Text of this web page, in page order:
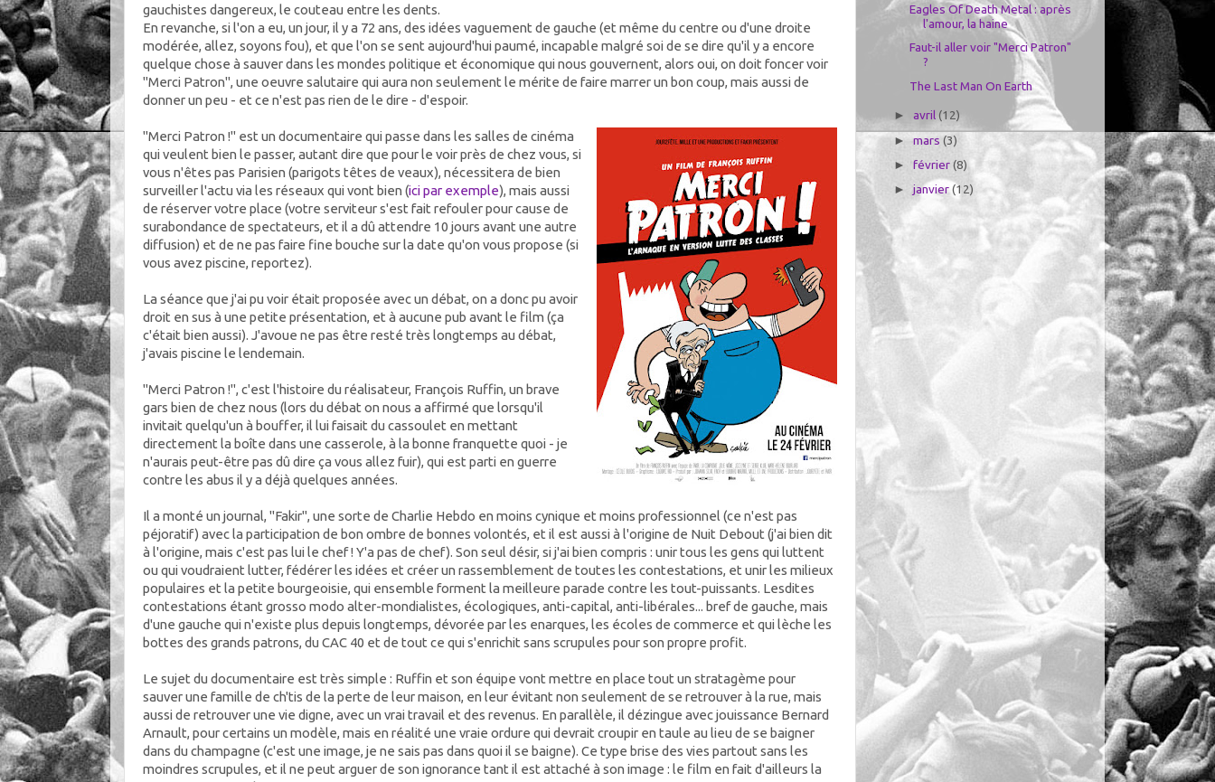
gauchistes dangereux, le couteau entre les dents.
En revanche, si l'on a eu, un jour, il y a 72 ans, des idées vaguement de gauche (et même du centre ou d'une droite
modérée, allez, soyons fou), et que l'on se sent aujourd'hui paumé, incapable malgré soi de se dire qu'il y a encore
quelque chose à sauver dans les mondes politique et économique qui nous gouvernent, alors oui, on doit foncer voir
"Merci Patron", une oeuvre salutaire qui aura non seulement le mérite de faire marrer un bon coup, mais aussi de
donner un peu - et ce n'est pas rien de le dire - d'espoir.
"Merci Patron !" est un documentaire qui passe dans les salles de cinéma
qui veulent bien le passer, autant dire que pour le voir près de chez vous, si
vous n'êtes pas Parisien (parigots têtes de veaux), nécessitera de bien
surveiller l'actu via les réseaux qui vont bien (ici par exemple), mais aussi
de réserver votre place (votre serviteur s'est fait refouler pour cause de
surabondance de spectateurs, et il a dû attendre 10 jours avant une autre
diffusion) et de ne pas faire fine bouche sur la date qu'on vous propose (si
vous avez piscine, reportez).
La séance que j'ai pu voir était proposée avec un débat, on a donc pu avoir
droit en sus à une petite présentation, et à aucune pub avant le film (ça
c'était bien aussi). J'avoue ne pas être resté très longtemps au débat,
j'avais piscine le lendemain.
"Merci Patron !", c'est l'histoire du réalisateur, François Ruffin, un brave
gars bien de chez nous (lors du débat on nous a affirmé que lorsqu'il
invitait quelqu'un à bouffer, il lui faisait du cassoulet en mettant
directement la boîte dans une casserole, à la bonne franquette quoi - je
n'aurais peut-être pas dû dire ça vous allez fuir), qui est parti en guerre
contre les abus il y a déjà quelques années.
Il a monté un journal, "Fakir", une sorte de Charlie Hebdo en moins cynique et moins professionnel (ce n'est pas
péjoratif) avec la participation de bon ombre de bonnes volontés, et il est aussi à l'origine de Nuit Debout (j'ai bien dit
à l'origine, mais c'est pas lui le chef ! Y'a pas de chef). Son seul désir, si j'ai bien compris : unir tous les gens qui luttent
ou qui voudraient lutter, fédérer les idées et créer un rassemblement de toutes les contestations, et unir les milieux
populaires et la petite bourgeoisie, qui ensemble forment la meilleure parade contre les tout-puissants. Lesdites
contestations étant grosso modo alter-mondialistes, écologiques, anti-capital, anti-libérales... bref de gauche, mais
d'une gauche qui n'existe plus depuis longtemps, dévorée par les enarques, les écoles de commerce et qui lèche les
bottes des grands patrons, du CAC 40 et de tout ce qui s'enrichit sans scrupules pour son propre profit.
Le sujet du documentaire est très simple : Ruffin et son équipe vont mettre en place tout un stratagème pour
sauver une famille de ch'tis de la perte de leur maison, en leur évitant non seulement de se retrouver à la rue, mais
aussi de retrouver une vie digne, avec un vrai travail et des revenus. En parallèle, il dézingue avec jouissance Bernard
Arnault, pour certains un modèle, mais en réalité une vraie ordure qui devrait croupir en taule au lieu de se baigner
dans du champagne (c'est une image, je ne sais pas dans quoi il se baigne). Ce type brise des vies partout sans les
moindres scrupules, et il ne peut arguer de son ignorance tant il est attaché à son image : le film en fait d'ailleurs la
Eagles Of Death Metal : après
l'amour, la haine
Faut-il aller voir "Merci Patron"
?
The Last Man On Earth
►avril(12)
►mars(3)
►février(8)
►janvier(12)